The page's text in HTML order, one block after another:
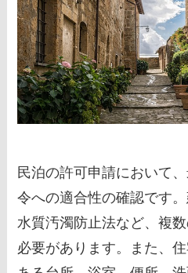
民泊の許可申請において
令への適合性の確認です
水質汚濁防止法など、複
必要があります。また、